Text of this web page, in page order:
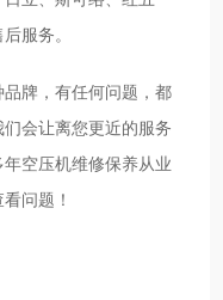
服务。
牌，有任何问题，都
会让离您更近的服务
空压机维修保养从业
问题！